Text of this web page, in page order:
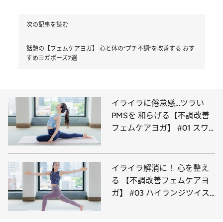
次の記事を読む
話題の【フェムケアヨガ】 心と体の“プチ不調”を改善する おす
すめヨガポーズ7選
イライラに倦怠感…ツラい
PMSを 和らげる【不調改善
フェムケアヨガ】 #01 スワ
イライラ解消に！ 心を整え
る 【不調改善フェムケアヨ
ガ】 #03 ハイランジツイス